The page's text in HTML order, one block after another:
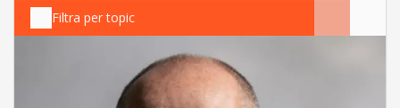
Filtra per topic